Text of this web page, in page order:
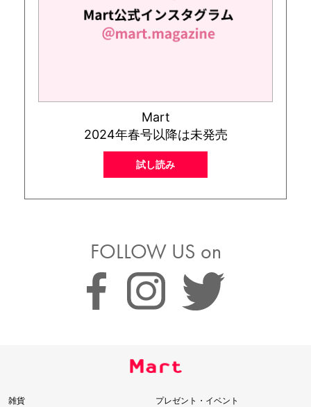
Mart
2024年春号以降は未発売
試し読み
FOLLOW US on
雑貨
プレゼント・イベント